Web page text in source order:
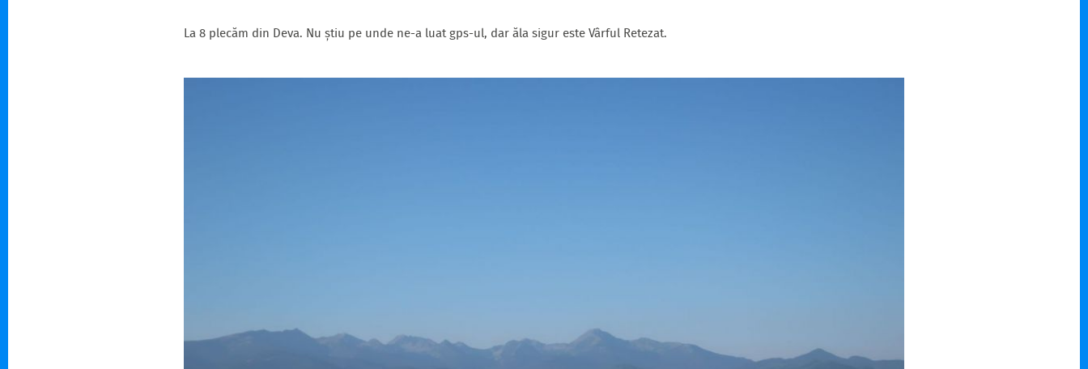
La 8 plecăm din Deva. Nu știu pe unde ne-a luat gps-ul, dar ăla sigur este Vârful Retezat.